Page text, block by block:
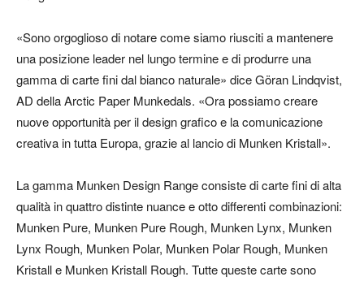
«Sono orgoglioso di notare come siamo riusciti a mantenere
una posizione leader nel lungo termine e di produrre una
gamma di carte fini dal bianco naturale» dice Göran Lindqvist,
AD della Arctic Paper Munkedals. «Ora possiamo creare
nuove opportunità per il design grafico e la comunicazione
creativa in tutta Europa, grazie al lancio di Munken Kristall».
La gamma Munken Design Range consiste di carte fini di alta
qualità in quattro distinte nuance e otto differenti combinazioni:
Munken Pure, Munken Pure Rough, Munken Lynx, Munken
Lynx Rough, Munken Polar, Munken Polar Rough, Munken
Kristall e Munken Kristall Rough. Tutte queste carte sono